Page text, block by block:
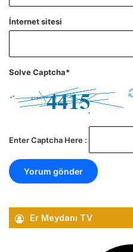
İnternet sitesi
Solve Captcha*
Enter Captcha Here :
Er Meydanı TV